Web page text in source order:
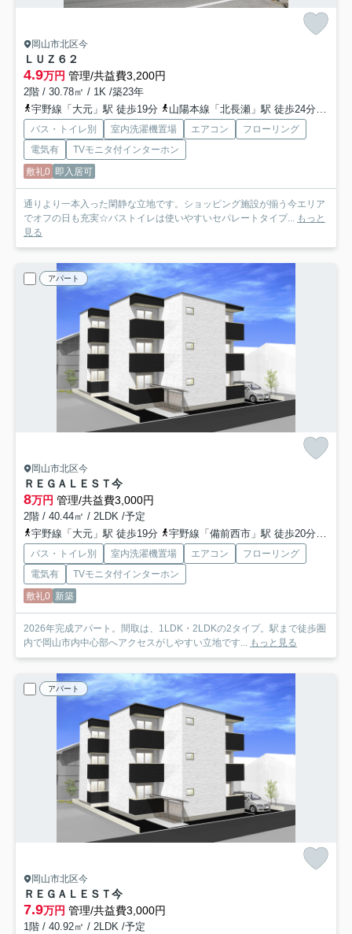
岡山市北区今
ＬＵＺ６２
4.9万円 管理/共益費3,200円
2階 / 30.78㎡ / 1K /築23年
宇野線「大元」駅 徒歩19分
山陽本線「北長瀬」駅 徒歩24分
バス・トイレ別 室内洗濯機置場 エアコン
フローリング
電気有
TVモニタ付インターホン
敷礼0 即入居可
通りより一本入った閑静な立地です。ショッピング施設が揃う今エリア
でオフの日も充実☆バストイレは使いやすいセパレートタイプ... もっと
見る
アパート
岡山市北区今
ＲＥＧＡＬＥＳＴ今
8万円 管理/共益費3,000円
2階 / 40.44㎡ / 2LDK /予定
宇野線「大元」駅 徒歩19分
宇野線「備前西市」駅 徒歩20分
バス・トイレ別 室内洗濯機置場 エアコン
フローリング
電気有
TVモニタ付インターホン
敷礼0 新築
2026年完成アパート。間取は、1LDK・2LDKの2タイプ。駅まで徒歩圏
内で岡山市内中心部へアクセスがしやすい立地です... もっと見る
アパート
岡山市北区今
ＲＥＧＡＬＥＳＴ今
7.9万円 管理/共益費3,000円
1階 / 40.92㎡ / 2LDK /予定